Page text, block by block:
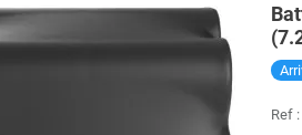
Ref :